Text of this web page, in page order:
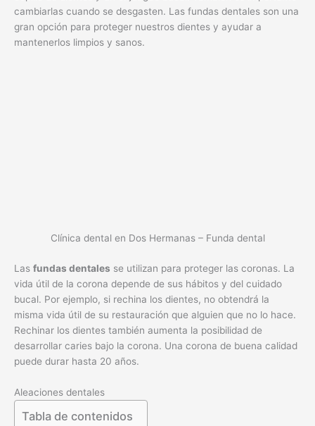
cambiarlas cuando se desgasten. Las fundas dentales son una
gran opción para proteger nuestros dientes y ayudar a
mantenerlos limpios y sanos.
Clínica dental en Dos Hermanas – Funda dental
Las fundas dentales se utilizan para proteger las coronas. La
vida útil de la corona depende de sus hábitos y del cuidado
bucal. Por ejemplo, si rechina los dientes, no obtendrá la
misma vida útil de su restauración que alguien que no lo hace.
Rechinar los dientes también aumenta la posibilidad de
desarrollar caries bajo la corona. Una corona de buena calidad
puede durar hasta 20 años.
Aleaciones dentales
Tabla de contenidos